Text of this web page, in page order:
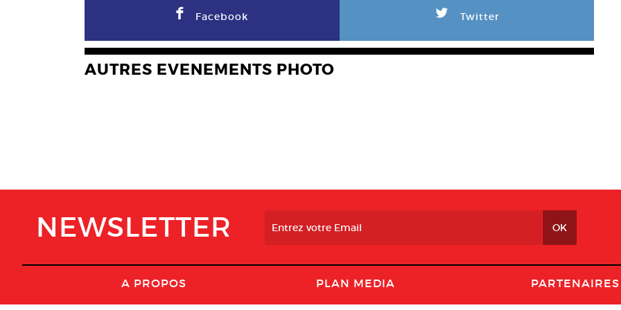
F Facebook L Twitter
AUTRES EVENEMENTS PHOTO
NEWSLETTER
A PROPOS PLAN MEDIA PARTENAIRES